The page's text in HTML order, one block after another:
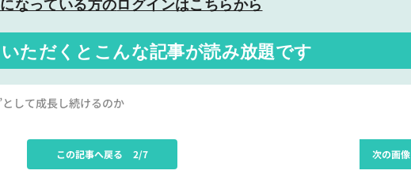
なっている方のログインはこちらから
ただくと こんな記事が読み放題です
して成長し続けるのか
次の画像
この記事へ戻る 2/7